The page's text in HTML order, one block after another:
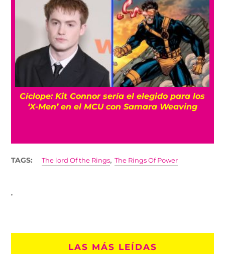
Cíclope: Kit Connor sería el elegido para los
‘X-Men’ en el MCU con Samara Weaving
TAGS: The lord Of the Rings,The Rings Of Power
LAS MÁS LEÍDAS